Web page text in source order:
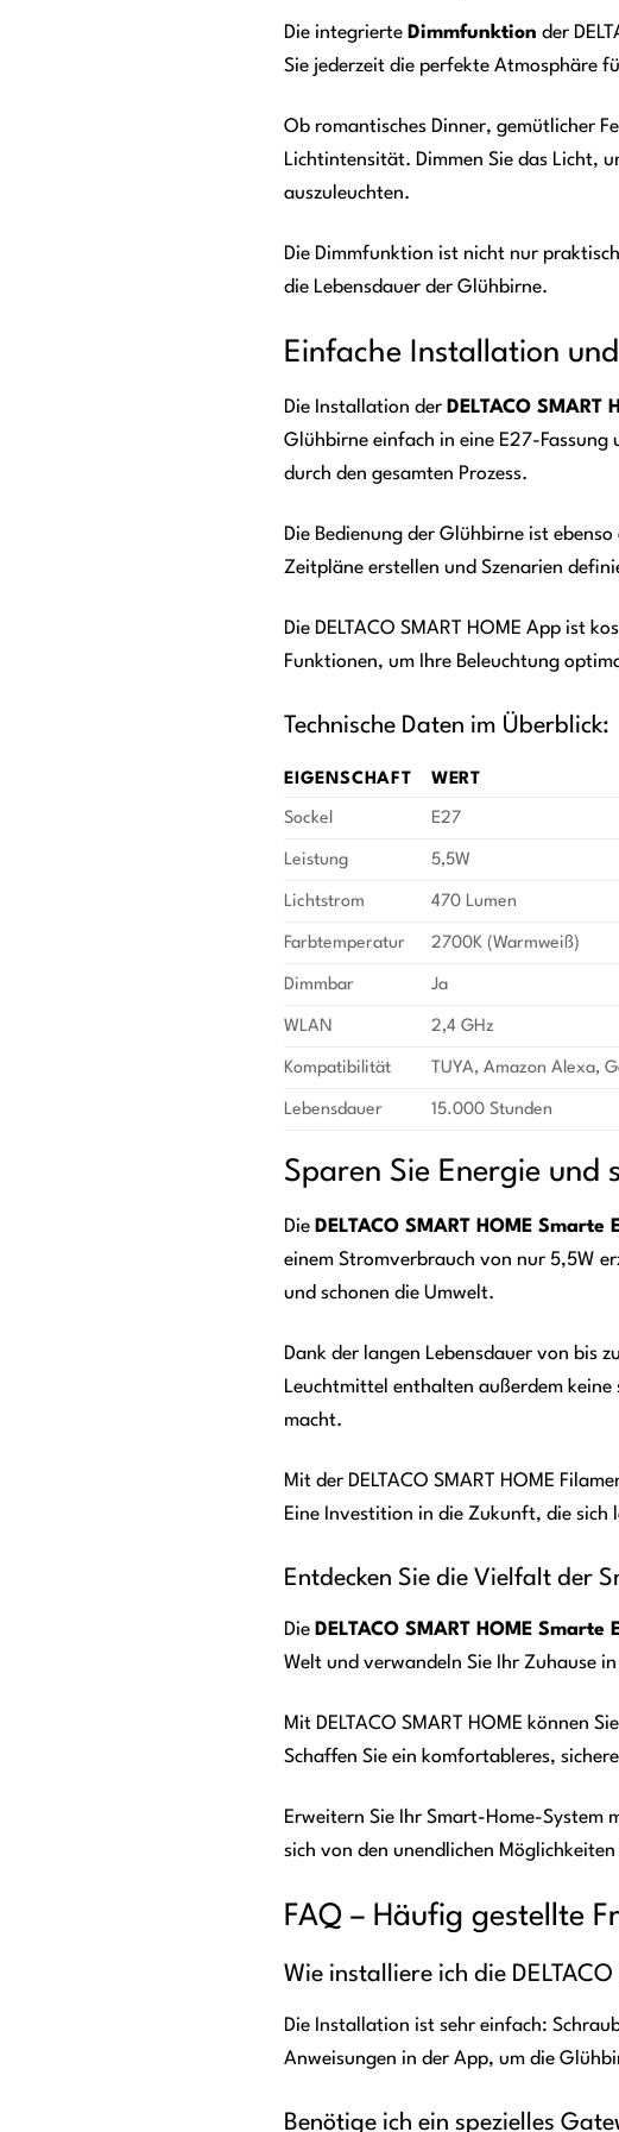
Die integrierte Dimmfunktion der
Sie jederzeit die perfekte Atmosphäre
Ob romantisches Dinner, gemütlicher
Lichtintensität. Dimmen Sie das Licht,
auszuleuchten.
Die Dimmfunktion ist nicht nur
die Lebensdauer der Glühbirne.
Einfache Installation
Die Installation der DELTACO
Glühbirne einfach in eine E27-
durch den gesamten Prozess.
Die Bedienung der Glühbirne ist
Zeitpläne erstellen und Szenarien
Die DELTACO SMART HOME App ist
Funktionen, um Ihre Beleuchtung
Technische Daten im Überblick:
EIGENSCHAFT WERT
Sockel E27
Leistung 5,5W
Lichtstrom 470 Lumen
Farbtemperatur 2700K (Warmweiß)
Dimmbar Ja
WLAN 2,4 GHz
Kompatibilität TUYA, Amazon Alexa,
Lebensdauer 15.000 Stunden
Sparen Sie Energie und
Die DELTACO SMART HOME
einem Stromverbrauch von nur 5,5W
und schonen die Umwelt.
Dank der langen Lebensdauer von bis
Leuchtmittel enthalten außerdem
macht.
Mit der DELTACO SMART HOME
Eine Investition in die Zukunft, die sich
Entdecken Sie die Vielfalt der
Die DELTACO SMART HOME
Welt und verwandeln Sie Ihr Zuhause
Mit DELTACO SMART HOME können
Schaffen Sie ein komfortableres,
Erweitern Sie Ihr Smart-Home-System
sich von den unendlichen
FAQ – Häufig gestellte
Wie installiere ich die
Die Installation ist sehr einfach:
Anweisungen in der App, um die
Benötige ich ein spezielles